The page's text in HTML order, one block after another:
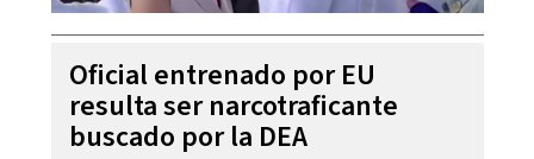
Oficial entrenado por EU
resulta ser narcotraficante
buscado por la DEA